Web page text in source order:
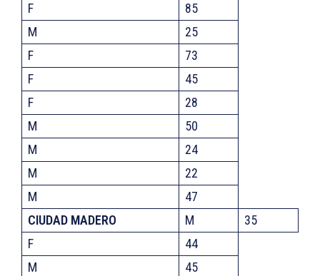
F
85
M
25
F
73
F
45
F
28
M
50
M
24
M
22
M
47
CIUDAD MADERO
M
35
F
44
M
45